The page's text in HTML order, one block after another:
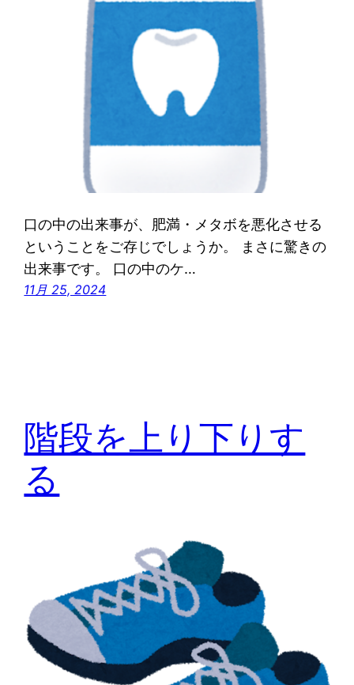
口の中の出来事が、肥満・メタボを悪化させる
ということをご存じでしょうか。 まさに驚きの
出来事です。 口の中のケ…
11月 25, 2024
階段を上り下りす
る